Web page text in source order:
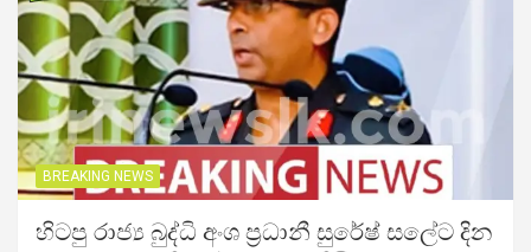
BREAKING NEWS
හිටපු රාජ්‍ය බුද්ධි අංශ ප්‍රධානී සුරේෂ් සලේට දින